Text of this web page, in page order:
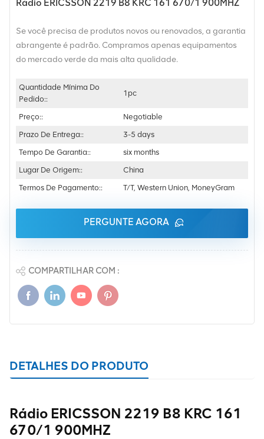
Rádio ERICSSON 2219 B8 KRC 161 670/1 900MHZ
Se você precisa de produtos novos ou renovados, a garantia
abrangente é padrão. Compramos apenas equipamentos
do mercado verde da mais alta qualidade.
Quantidade Mínima Do
Pedido::
1pc
Preço::
Negotiable
Prazo De Entrega::
3-5 days
Tempo De Garantia::
six months
Lugar De Origem::
China
Termos De Pagamento::
T/T, Western Union, MoneyGram
PERGUNTE AGORA
COMPARTILHAR COM :
DETALHES DO PRODUTO
Rádio ERICSSON 2219 B8 KRC 161
670/1 900MHZ